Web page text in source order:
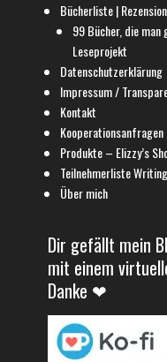
Bücherliste |
99 Bücher, die man
Leseprojekt
Datenschutzerklärung
Impressum /
Kontakt
Kooperationsanfragen
Produkte – Elizzy’s
Teilnehmerliste
Über mich
Dir gefällt mein
mit einem
Danke ❤